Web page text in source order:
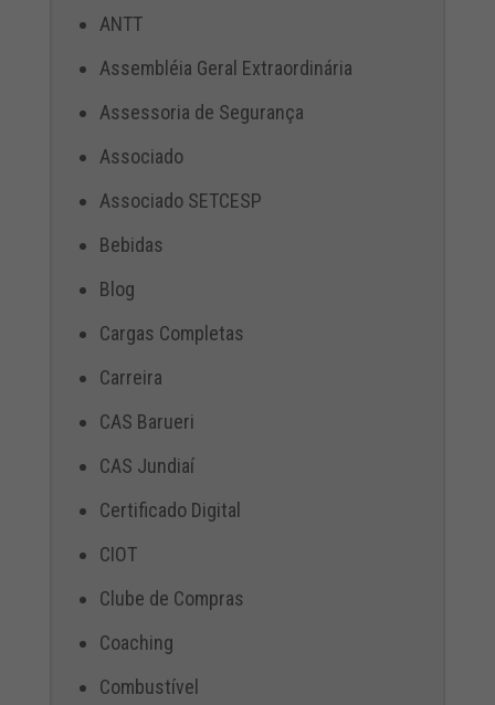
ANTT
Assembléia Geral Extraordinária
Assessoria de Segurança
Associado
Associado SETCESP
Bebidas
Blog
Cargas Completas
Carreira
CAS Barueri
CAS Jundiaí
Certificado Digital
CIOT
Clube de Compras
Coaching
Combustível